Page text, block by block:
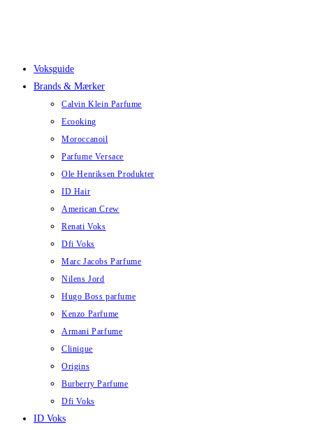
Voksguide
Brands & Mærker
Calvin Klein Parfume
Ecooking
Moroccanoil
Parfume Versace
Ole Henriksen Produkter
ID Hair
American Crew
Renati Voks
Dfi Voks
Marc Jacobs Parfume
Nilens Jord
Hugo Boss parfume
Kenzo Parfume
Armani Parfume
Clinique
Origins
Burberry Parfume
Dfi Voks
ID Voks